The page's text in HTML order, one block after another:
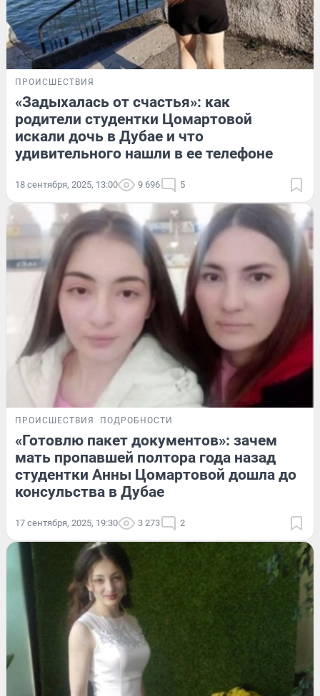
ПРОИСШЕСТВИЯ
«Задыхалась от счастья»: как
родители студентки Цомартовой
искали дочь в Дубае и что
удивительного нашли в ее телефоне
18 сентября, 2025, 13:00 9 696 5
ПРОИСШЕСТВИЯ ПОДРОБНОСТИ
«Готовлю пакет документов»: зачем
мать пропавшей полтора года назад
студентки Анны Цомартовой дошла до
консульства в Дубае
17 сентября, 2025, 19:30 3 273 2